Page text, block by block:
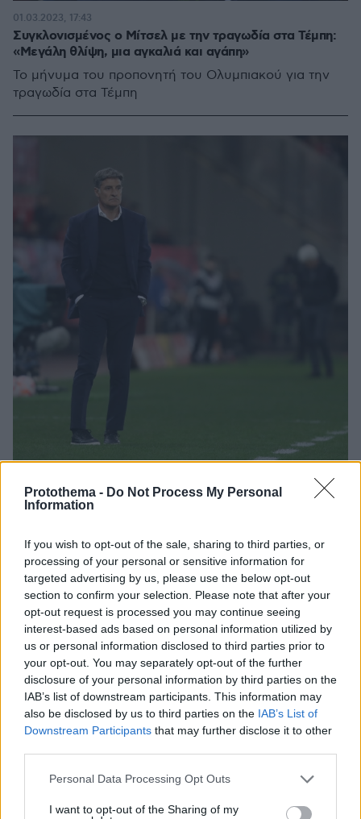
Protothema - Do Not Process My Personal
Information
If you wish to opt-out of the sale, sharing to third parties, or
processing of your personal or sensitive information for
targeted advertising by us, please use the below opt-out
section to confirm your selection. Please note that after your
opt-out request is processed you may continue seeing
interest-based ads based on personal information utilized by
us or personal information disclosed to third parties prior to
your opt-out. You may separately opt-out of the further
disclosure of your personal information by third parties on the
IAB’s list of downstream participants. This information may
also be disclosed by us to third parties on the IAB’s List of
Downstream Participants that may further disclose it to other
Please note that this website/app uses one or more Google
not limited to your visit or usage behaviour. You may click to
Personal Data Processing Opt Outs
I want to opt-out of the Sharing of my
Συγκλονισμένος ο Μίτσελ με την τραγωδία στα Τέμπη:
«Μεγάλη θλίψη, μια αγκαλιά και αγάπη»
Το μήνυμα του προπονητή του Ολυμπιακού για την
τραγωδία στα Τέμπη
01.03.2023, 17:43
Αιχμές Μίτσελ για τη διαιτησία: «Οι εξηγήσεις των
Ο Ισπανός τεχνικός του Ολυμπιακού μίλησε για τη
διαιτησία στο παιχνίδι με τον Παναθηναϊκό
25.02.2023, 23:33 4